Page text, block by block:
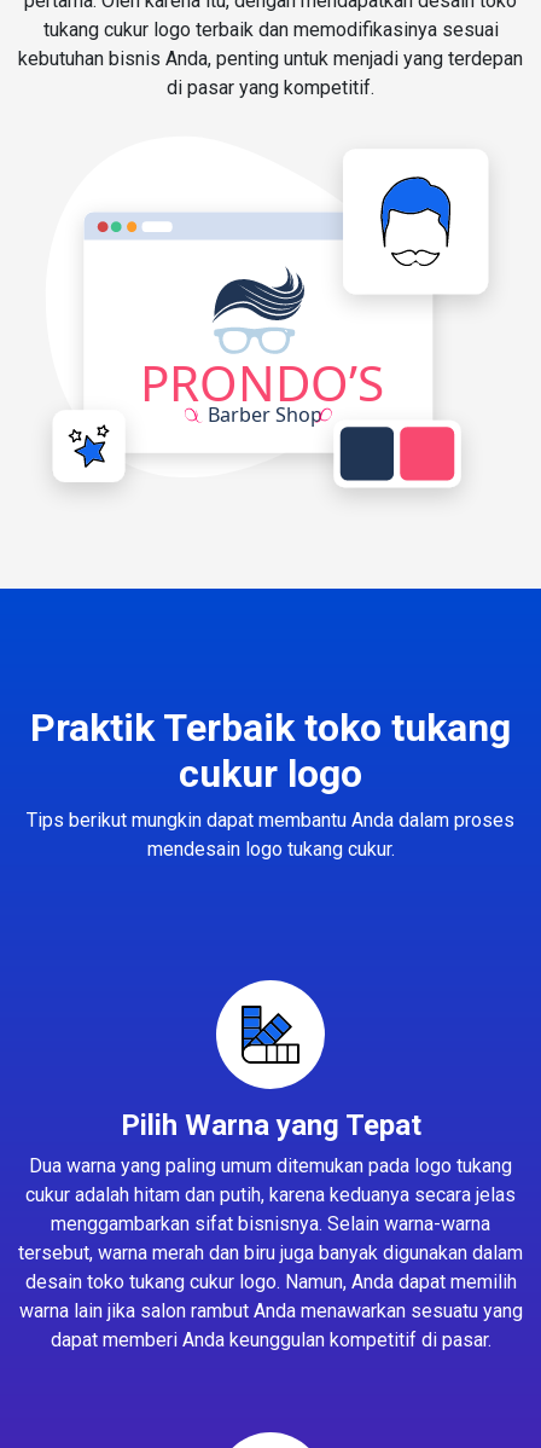
tukang cukur logo terbaik dan memodifikasinya sesuai
kebutuhan bisnis Anda, penting untuk menjadi yang terdepan
di pasar yang kompetitif.
Praktik Terbaik toko tukang
cukur logo
Tips berikut mungkin dapat membantu Anda dalam proses
mendesain logo tukang cukur.
Pilih Warna yang Tepat
Dua warna yang paling umum ditemukan pada logo tukang
cukur adalah hitam dan putih, karena keduanya secara jelas
menggambarkan sifat bisnisnya. Selain warna-warna
tersebut, warna merah dan biru juga banyak digunakan dalam
desain toko tukang cukur logo. Namun, Anda dapat memilih
warna lain jika salon rambut Anda menawarkan sesuatu yang
dapat memberi Anda keunggulan kompetitif di pasar.